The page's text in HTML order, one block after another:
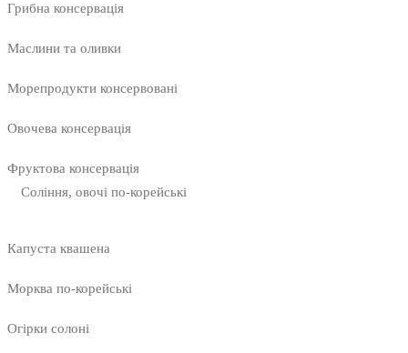
Грибна консервація
Маслини та оливки
Морепродукти консервовані
Овочева консервація
Фруктова консервація
Соління, овочі по-корейські
Капуста квашена
Морква по-корейські
Огірки солоні